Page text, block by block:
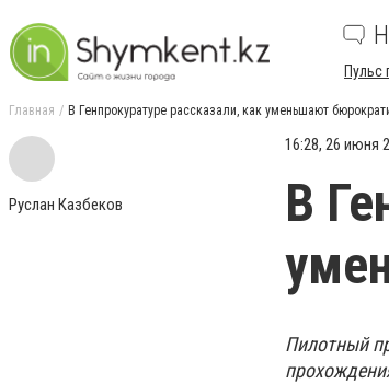
Пульс
Главная В Генпрокуратуре рассказали, как уменьшают
Руслан Казбеков
16:28, 26 июня
В
Пилотный